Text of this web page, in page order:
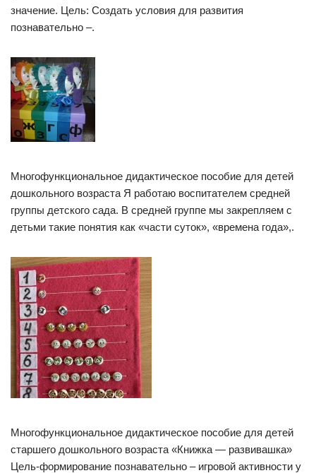
значение. Цель: Создать условия для развития
познавательно –.
Многофункциональное дидактическое пособие для детей
дошкольного возраста Я работаю воспитателем средней
группы детского сада. В средней группе мы закрепляем с
детьми такие понятия как «части суток», «времена года»,.
Многофункциональное дидактическое пособие для детей
старшего дошкольного возраста «Книжка — развивашка»
Цель-формирование познавательно – игровой активности у